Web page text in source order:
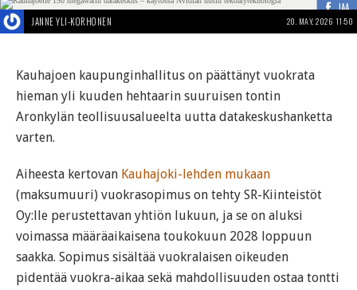
JAA
JANNE YLI-KORHONEN 20. MAY, 2026 11:50
Kauhajoen kaupunginhallitus on päättänyt vuokrata
hieman yli kuuden hehtaarin suuruisen tontin
Aronkylän teollisuusalueelta uutta datakeskushanketta
varten.
Aiheesta kertovan Kauhajoki-lehden mukaan
(maksumuuri) vuokrasopimus on tehty SR-Kiinteistöt
Oy:lle perustettavan yhtiön lukuun, ja se on aluksi
voimassa määräaikaisena toukokuun 2028 loppuun
saakka. Sopimus sisältää vuokralaisen oikeuden
pidentää vuokra-aikaa sekä mahdollisuuden ostaa tontti